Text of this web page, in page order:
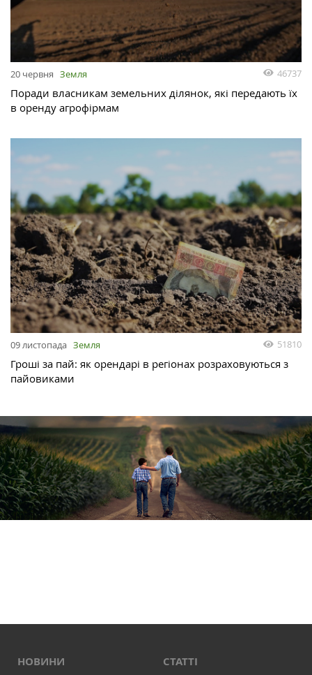
20 червня Земля 46737
Поради власникам земельних ділянок, які передають їх
в оренду агрофірмам
09 листопада Земля 51810
Гроші за пай: як орендарі в регіонах розраховуються з
пайовиками
НОВИНИ СТАТТІ